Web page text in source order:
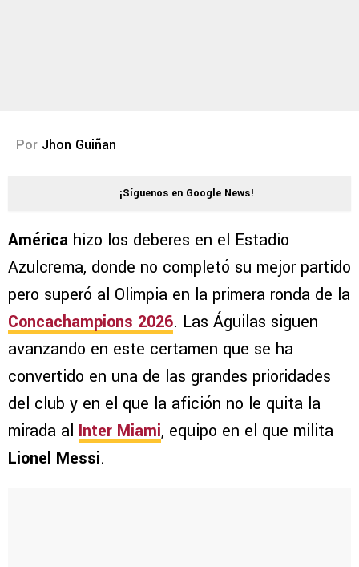
Por Jhon Guiñan
¡Síguenos en Google News!
América hizo los deberes en el Estadio
Azulcrema, donde no completó su mejor partido
pero superó al Olimpia en la primera ronda de la
Concachampions 2026. Las Águilas siguen
avanzando en este certamen que se ha
convertido en una de las grandes prioridades
del club y en el que la afición no le quita la
mirada al Inter Miami, equipo en el que milita
Lionel Messi.